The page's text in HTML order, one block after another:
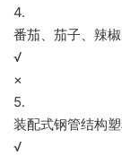
4.
番茄、茄子、辣
√
×
5.
装配式钢管结构
√